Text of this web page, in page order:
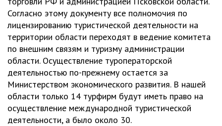
Согласно этому документу все полномочия по
лицензированию туристической деятельности на
территории области переходят в ведение комитета
по внешним связям и туризму администрации
области. Осуществление туроператорской
деятельностью по-прежнему остается за
Министерством экономического развития. В нашей
области только 14 турфирм будут иметь право на
осуществление международной туристической
деятельности, а было около 30.